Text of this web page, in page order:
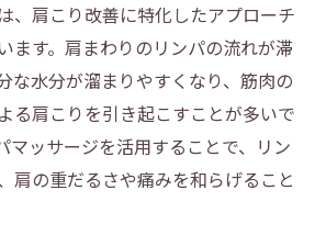
、肩こり改善に特化したアプローチ
ます。肩まわりのリンパの流れが滞
な水分が溜まりやすくなり、筋肉の
る肩こりを引き起こすことが多いで
マッサージを活用することで、リン
肩の重だるさや痛みを和らげること